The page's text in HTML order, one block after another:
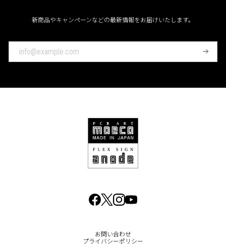
新商品やキャンペーンなどの最新情報をお届けいたします。
登
お問い合わせ
プライバシーポリシー